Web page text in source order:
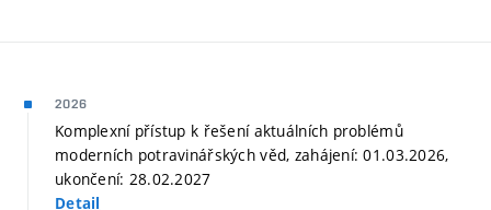
2026
Komplexní přístup k řešení aktuálních problémů
moderních potravinářských věd, zahájení: 01.03.2026,
ukončení: 28.02.2027
Detail